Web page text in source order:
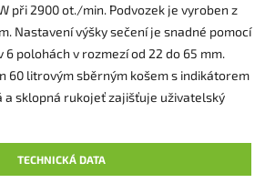
při 2900 ot./min. Podvozek je vyroben z
Nastavení výšky sečení je snadné pomocí
polohách v rozmezí od 22 do 65 mm.
60 litrovým sběrným košem s indikátorem
a sklopná rukojeť zajišťuje uživatelský
TECHNICKÁ DATA